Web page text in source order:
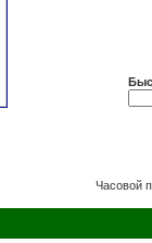
Часовой